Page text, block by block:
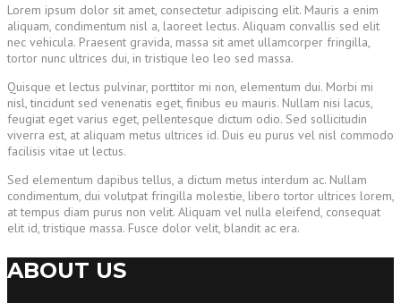
Lorem ipsum dolor sit amet, consectetur adipiscing elit. Mauris a enim
aliquam, condimentum nisl a, laoreet lectus. Aliquam convallis sed elit
nec vehicula. Praesent gravida, massa sit amet ullamcorper fringilla,
tortor nunc ultrices dui, in tristique leo leo sed massa.
Quisque et lectus pulvinar, porttitor mi non, elementum dui. Morbi mi
nisl, tincidunt sed venenatis eget, finibus eu mauris. Nullam nisi lacus,
feugiat eget varius eget, pellentesque dictum odio. Sed sollicitudin
viverra est, at aliquam metus ultrices id. Duis eu purus vel nisl commodo
facilisis vitae ut lectus.
Sed elementum dapibus tellus, a dictum metus interdum ac. Nullam
condimentum, dui volutpat fringilla molestie, libero tortor ultrices lorem,
at tempus diam purus non velit. Aliquam vel nulla eleifend, consequat
elit id, tristique massa. Fusce dolor velit, blandit ac era.
ABOUT US